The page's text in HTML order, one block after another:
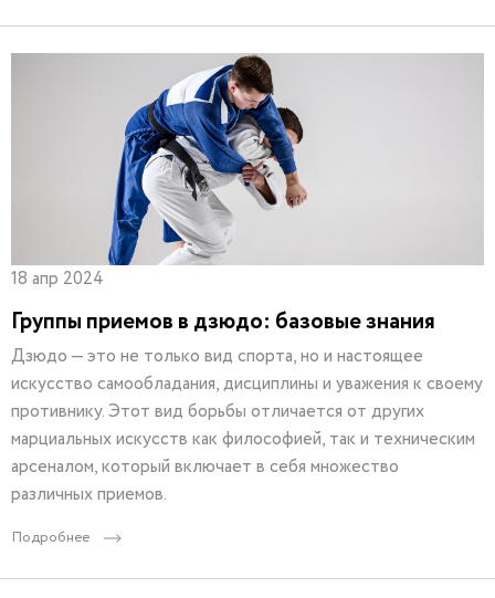
18 апр 2024
Группы приемов в дзюдо: базовые знания
Дзюдо — это не только вид спорта, но и настоящее
искусство самообладания, дисциплины и уважения к своему
противнику. Этот вид борьбы отличается от других
марциальных искусств как философией, так и техническим
арсеналом, который включает в себя множество
различных приемов.
Подробнее